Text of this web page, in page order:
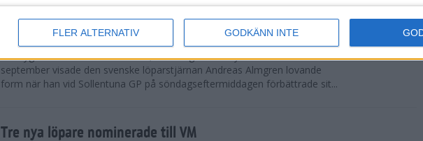
FLER ALTERNATIV GODKÄNN INTE
Svenskt rekord när Almgren testade VM-formen
En dryg månad före friidrotts-VM, som avgörs i Tokyo den 13-21
september visade den svenske löparstjärnan Andreas Almgren lovande
form när han vid Sollentuna GP på söndagseftermiddagen förbättrade sit...
Tre nya löpare nominerade till VM